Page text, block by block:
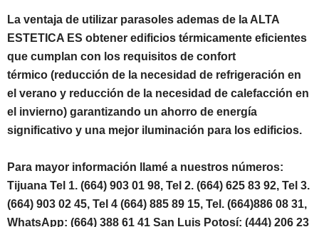
La ventaja de utilizar parasoles ademas de la ALTA
ESTETICA ES obtener edificios térmicamente eficientes
que cumplan con los requisitos de confort
térmico (reducción de la necesidad de refrigeración en
el verano y reducción de la necesidad de calefacción en
el invierno) garantizando un ahorro de energía
significativo y una mejor iluminación para los edificios.
Para mayor información llamé a nuestros números:
Tijuana Tel 1. (664) 903 01 98, Tel 2. (664) 625 83 92, Tel 3.
(664) 903 02 45, Tel 4 (664) 885 89 15, Tel. (664)886 08 31,
WhatsApp: (664) 388 61 41 San Luis Potosí: (444) 206 23